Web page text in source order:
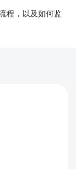
程，以及如何监